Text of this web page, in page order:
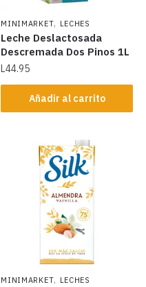
MINIMARKET, LECHES
Leche Deslactosada
Descremada Dos Pinos 1L
L44.95
Añadir al carrito
MINIMARKET, LECHES